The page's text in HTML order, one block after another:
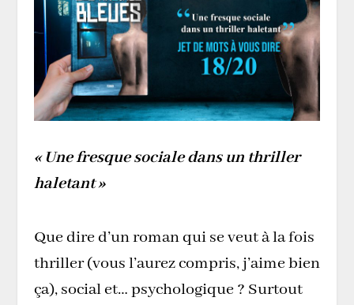
« Une fresque sociale dans un thriller
haletant »
Que dire d’un roman qui se veut à la fois
thriller (vous l’aurez compris, j’aime bien
ça), social et… psychologique ? Surtout